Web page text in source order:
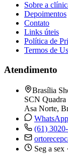
Sobre a
Depoimentos
Contato
Links úteis
Política de
Termos de
Atendimento
Brasília
SCN
Asa Norte,
(61)
Seg a sex